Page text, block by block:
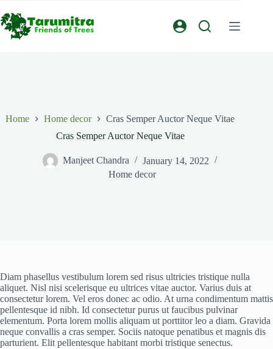
Home Home decor
Cras Semper Auctor Neque Vitae
Cras Semper Auctor Neque Vitae
Manjeet Chandra
January 14, 2022
Home decor
Diam phasellus vestibulum lorem sed risus ultricies tristique nulla
aliquet. Nisl nisi scelerisque eu ultrices vitae auctor. Varius duis at
consectetur lorem. Vel eros donec ac odio. At urna condimentum mattis
pellentesque id nibh. Id consectetur purus ut faucibus pulvinar
elementum. Porta lorem mollis aliquam ut porttitor leo a diam. Gravida
neque convallis a cras semper. Sociis natoque penatibus et magnis dis
parturient. Elit pellentesque habitant morbi tristique senectus.